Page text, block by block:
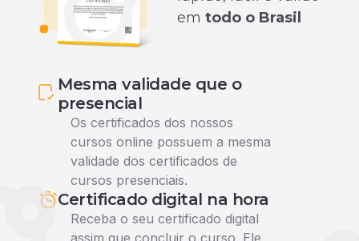
em todo o Brasil
Mesma validade que o
presencial
Os certificados dos nossos
cursos online possuem a mesma
validade dos certificados de
cursos presenciais.
Certificado digital na hora
Receba o seu certificado digital